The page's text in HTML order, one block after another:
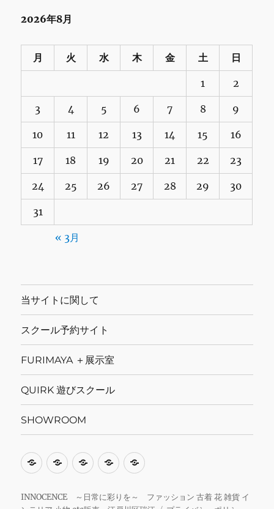
2026年8月
月 火 水 木 金 土 日
1 2
3 4 5 6 7 8 9
10 11 12 13 14 15 16
17 18 19 20 21 22 23
24 25 26 27 28 29 30
31
« 3月
当サイトに関して
スクール予約サイト
FURIMAYA ＋展示室
QUIRK 遊びスクール
SHOWROOM
当
イ
ス
ー
FURIMAYA
展
QUIRK
び
SHOWROOM
INNOCENCE ～日常に彩りを～ ファッション 古着 花 雑貨 イ